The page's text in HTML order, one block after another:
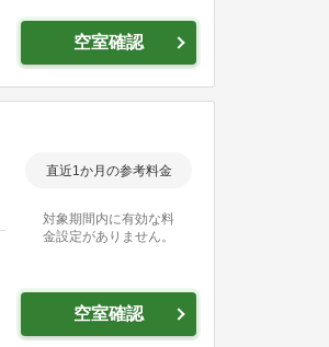
空室確認
直近1か月の参考料金
対象期間内に有効な料
金設定がありません。
空室確認